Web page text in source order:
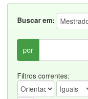
Buscar em:
por
Filtros correntes: